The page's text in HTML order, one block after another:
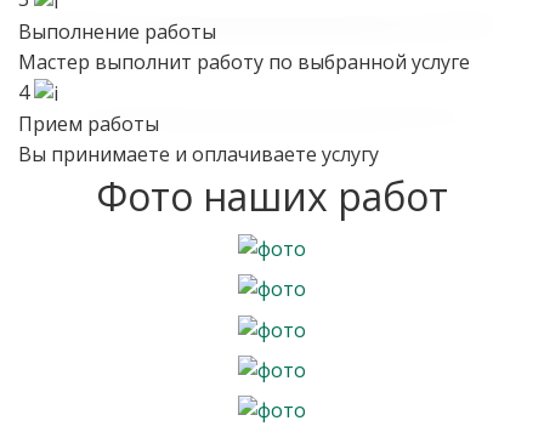
Выполнение работы
Мастер выполнит работу по выбранной услуге
4
Прием работы
Вы принимаете и оплачиваете услугу
Фото наших работ